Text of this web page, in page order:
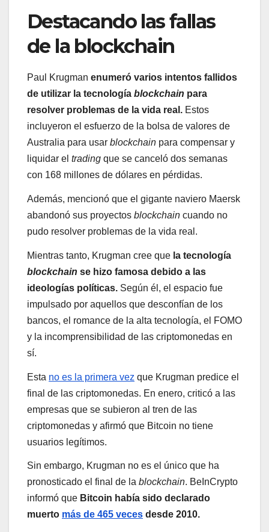
Destacando las fallas
de la blockchain
Paul Krugman enumeró varios intentos fallidos
de utilizar la tecnología blockchain para
resolver problemas de la vida real. Estos
incluyeron el esfuerzo de la bolsa de valores de
Australia para usar blockchain para compensar y
liquidar el trading que se canceló dos semanas
con 168 millones de dólares en pérdidas.
Además, mencionó que el gigante naviero Maersk
abandonó sus proyectos blockchain cuando no
pudo resolver problemas de la vida real.
Mientras tanto, Krugman cree que la tecnología
blockchain se hizo famosa debido a las
ideologías políticas. Según él, el espacio fue
impulsado por aquellos que desconfían de los
bancos, el romance de la alta tecnología, el FOMO
y la incomprensibilidad de las criptomonedas en
sí.
Esta no es la primera vez que Krugman predice el
final de las criptomonedas. En enero, criticó a las
empresas que se subieron al tren de las
criptomonedas y afirmó que Bitcoin no tiene
usuarios legítimos.
Sin embargo, Krugman no es el único que ha
pronosticado el final de la blockchain. BeInCrypto
informó que Bitcoin había sido declarado
muerto más de 465 veces desde 2010.